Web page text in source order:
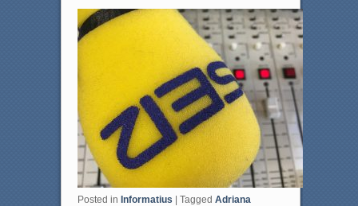
c
e
b
o
o
k
i
r
Posted in Informatius | Tagged Adriana